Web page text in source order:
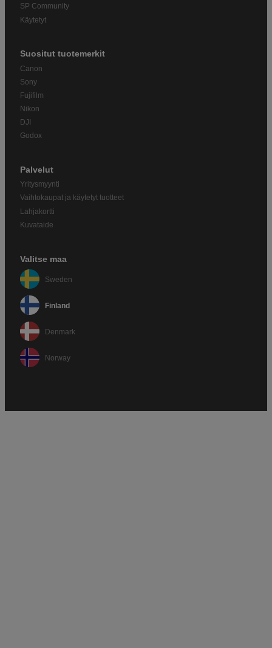
SP Community
Käytetyt
Suositut tuotemerkit
Canon
Sony
Fujifilm
Nikon
DJI
Godox
Palvelut
Yritysmyynti
Vaihtokaupat ja käytetyt tuotteet
Lahjakortti
Kuvataide
Valitse maa
Sweden
Finland
Denmark
Norway